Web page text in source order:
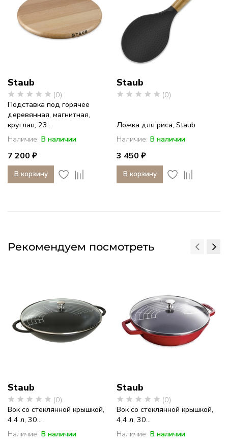
Staub
(0)
Подставка под горячее
деревянная, магнитная,
круглая, 23...
Наличие: В наличии
7 200 ₽
В корзину
Staub
(0)
Ложка для риса, Staub
Наличие: В наличии
3 450 ₽
В корзину
Рекомендуем посмотреть
Staub
(0)
Вок со стеклянной крышкой,
4,4 л, 30...
Наличие: В наличии
Staub
(0)
Вок со стеклянной крышкой,
4,4 л, 30...
Наличие: В наличии